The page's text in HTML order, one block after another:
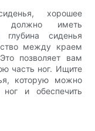
хорошее
должно иметь
глубина сиденья
между краем
позволяет вам
часть ног. Ищите
которую можно
и обеспечить